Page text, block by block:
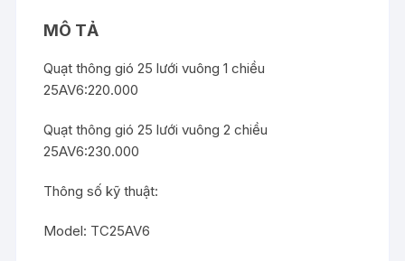
MÔ TẢ
Quạt thông gió 25 lưới vuông 1 chiều
25AV6:220.000
Quạt thông gió 25 lưới vuông 2 chiều
25AV6:230.000
Thông số kỹ thuật:
Model: TC25AV6